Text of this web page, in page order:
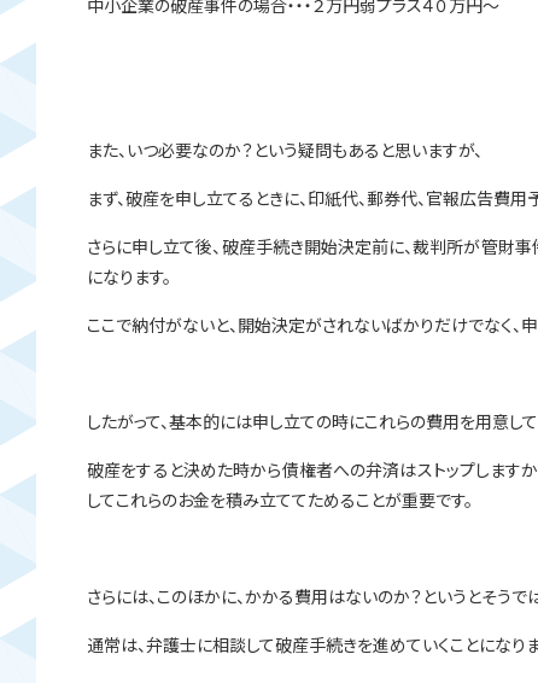
中小企業の破産事件の場合・・・２万円弱プラス４０万円～
また、いつ必要なのか？という疑問もあると思いますが、
まず、破産を申し立てるときに、印紙代、郵券代、官報広告費
さらに申し立て後、破産手続き開始決定前に、裁判所が管財事
になります。
ここで納付がないと、開始決定がされないばかりだけでなく、
したがって、基本的には申し立ての時にこれらの費用を用意して
破産をすると決めた時から債権者への弁済はストップします
してこれらのお金を積み立ててためることが重要です。
さらには、このほかに、かかる費用はないのか？というとそうで
通常は、弁護士に相談して破産手続きを進めていくことになりま